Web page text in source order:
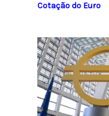
Cotação do Euro